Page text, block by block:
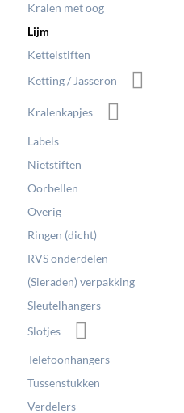
Kralen met oog
Lijm
Kettelstiften
Ketting / Jasseron
Kralenkapjes
Labels
Nietstiften
Oorbellen
Overig
Ringen (dicht)
RVS onderdelen
(Sieraden) verpakking
Sleutelhangers
Slotjes
Telefoonhangers
Tussenstukken
Verdelers